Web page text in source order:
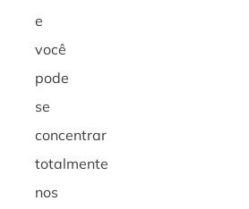
e
você
pode
se
concentrar
totalmente
nos